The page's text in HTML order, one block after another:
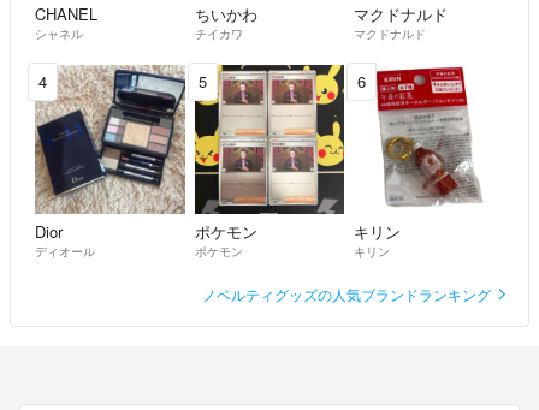
CHANEL
シャネル
ちいかわ
チイカワ
マクドナルド
マクドナルド
4
Dior
ディオール
5
ポケモン
ポケモン
6
キリン
キリン
ノベルティグッズの人気ブランドランキング